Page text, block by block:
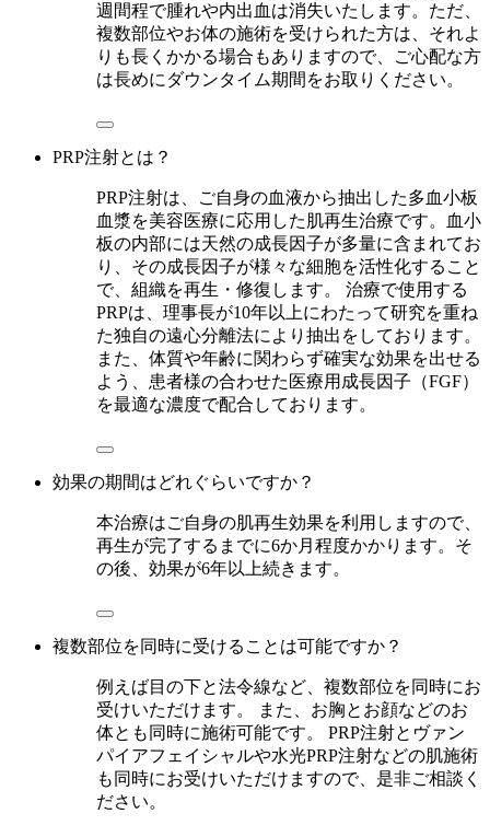
週間程で腫れや内出血は消失いたします。ただ、
複数部位やお体の施術を受けられた方は、それよ
りも長くかかる場合もありますので、ご心配な方
は長めにダウンタイム期間をお取りください。
PRP注射とは？
PRP注射は、ご自身の血液から抽出した多血小板
血漿を美容医療に応用した肌再生治療です。血小
板の内部には天然の成長因子が多量に含まれてお
り、その成長因子が様々な細胞を活性化すること
で、組織を再生・修復します。 治療で使用する
PRPは、理事長が10年以上にわたって研究を重ね
た独自の遠心分離法により抽出をしております。
また、体質や年齢に関わらず確実な効果を出せる
よう、患者様の合わせた医療用成長因子（FGF）
を最適な濃度で配合しております。
効果の期間はどれぐらいですか？
本治療はご自身の肌再生効果を利用しますので、
再生が完了するまでに6か月程度かかります。そ
の後、効果が6年以上続きます。
複数部位を同時に受けることは可能ですか？
例えば目の下と法令線など、複数部位を同時にお
受けいただけます。 また、お胸とお顔などのお
体とも同時に施術可能です。 PRP注射とヴァン
パイアフェイシャルや水光PRP注射などの肌施術
も同時にお受けいただけますので、是非ご相談く
ださい。